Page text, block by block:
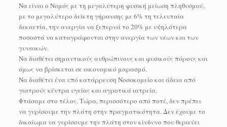
Να είναι ο Νομός με τη μεγαλύτερη φυσική μείωση πληθυσμού,
με το μεγαλύτερο δείκτη γήρανσης με 6% τη τελευταία
δεκαετία, την ανεργία να ξεπερνά το 20% με υψηλότερα
ποσοστά να καταγράφονται στην ανεργία των νέων και των
γυναικών.
Να διαθέτει σημαντικούς ανθρώπινους και φυσικούς πόρους και
όμως να βρίσκεται σε οικονομικό μαρασμό.
Να διαθέτει ένα υπό κατάρρευση Νοσοκομείο και άδεια από
γιατρούς κέντρα υγείας και αγροτικά ιατρεία.
Φτάσαμε στο τέλος. Τώρα, περισσότερο από ποτέ, δεν πρέπει
να γυρίσουμε την πλάτη στην πραγματικότητα. Δεν έχουμε το
δικαίωμα να γυρίσουμε την πλάτη στον κίνδυνο που θεριεύει